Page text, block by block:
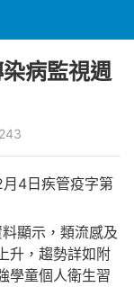
病監視週
4日疾管疫字第
顯示，類流感及
升，趨勢詳如附
學童個人衛生習